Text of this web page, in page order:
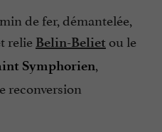
de fer, démantelée,
relie Belin-Beliet ou le
Symphorien,
reconversion